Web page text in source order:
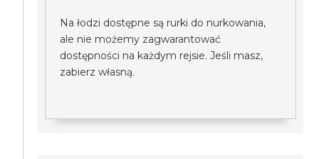
Na łodzi dostępne są rurki do nurkowania,
ale nie możemy zagwarantować
dostępności na każdym rejsie. Jeśli masz,
zabierz własną.